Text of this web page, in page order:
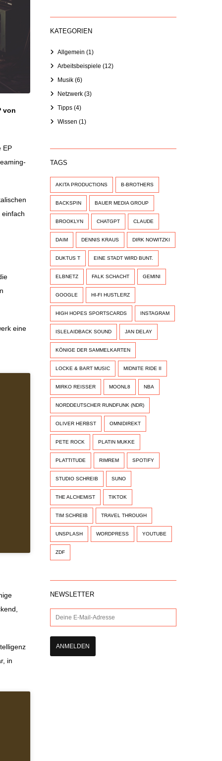
von
EP
eine
in
KATEGORIEN
Allgemein (1)
Arbeitsbeispiele (12)
Musik (6)
Netzwerk (3)
Tipps (4)
Wissen (1)
TAGS
AKITA PRODUCTIONS B-BROTHERS
BACKSPIN BAUER MEDIA GROUP
BROOKLYN CHATGPT CLAUDE
DAIM DENNIS KRAUS DIRK NOWITZKI
DUKTUS T EINE STADT WIRD BUNT.
ELBNETZ FALK SCHACHT GEMINI
GOOGLE HI-FI HUSTLERZ
HIGH HOPES SPORTSCARDS INSTAGRAM
ISLELAIDBACK SOUND JAN DELAY
KÖNIGE DER SAMMELKARTEN
LOCKE & BART MUSIC MIDNITE RIDE II
MIRKO REISSER MOONL8 NBA
NORDDEUTSCHER RUNDFUNK (NDR)
OLIVER HERBST OMNIDIREKT
PETE ROCK PLATIN MUKKE
PLATTITUDE RIMREM SPOTIFY
STUDIO SCHREIB SUNO
THE ALCHEMIST TIKTOK
TIM SCHREIB TRAVEL THROUGH
UNSPLASH WORDPRESS YOUTUBE
ZDF
NEWSLETTER